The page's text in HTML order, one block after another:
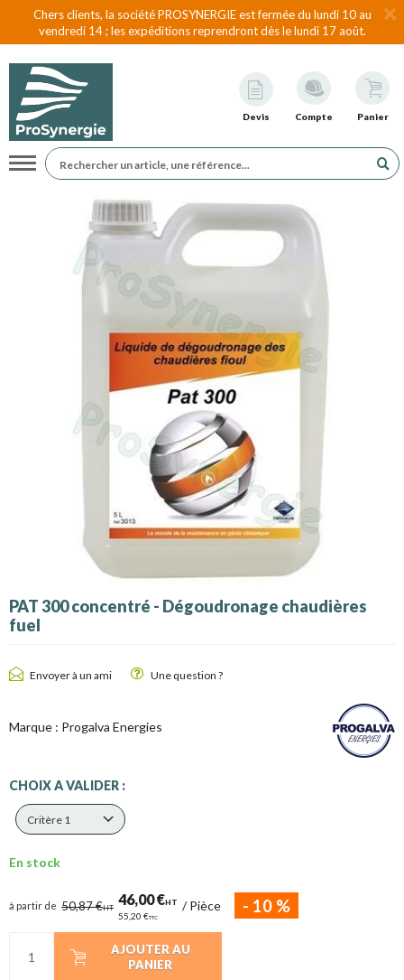
Chers clients, la société PROSYNERGIE est fermée du lundi 10 au
vendredi 14 ; les expéditions reprendront dès le lundi 17 août.
Devis Compte Panier
Navigation
PAT 300 concentré - Dégoudronage chaudières
fuel
Envoyer à un ami Une question ?
Marque : Progalva Energies
CHOIX A VALIDER :
Critère 1
En stock
à partir de 50,87 €HT 46,00 €HT
55,20 €TTC
/Pièce - 10 %
AJOUTER AU
PANIER